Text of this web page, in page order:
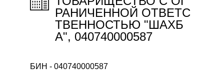
РАНИЧЕННОЙ ОТВЕТС
ТВЕННОСТЬЮ "ШАХБ
А", 040740000587
БИН - 040740000587